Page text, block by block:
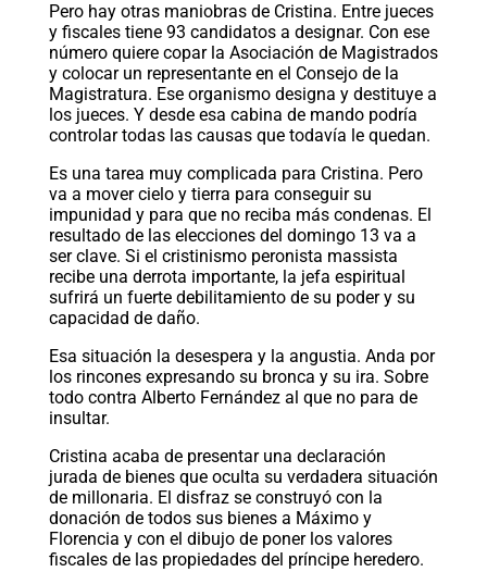
Pero hay otras maniobras de Cristina. Entre jueces
y fiscales tiene 93 candidatos a designar. Con ese
número quiere copar la Asociación de Magistrados
y colocar un representante en el Consejo de la
Magistratura. Ese organismo designa y destituye a
los jueces. Y desde esa cabina de mando podría
controlar todas las causas que todavía le quedan.
Es una tarea muy complicada para Cristina. Pero
va a mover cielo y tierra para conseguir su
impunidad y para que no reciba más condenas. El
resultado de las elecciones del domingo 13 va a
ser clave. Si el cristinismo peronista massista
recibe una derrota importante, la jefa espiritual
sufrirá un fuerte debilitamiento de su poder y su
capacidad de daño.
Esa situación la desespera y la angustia. Anda por
los rincones expresando su bronca y su ira. Sobre
todo contra Alberto Fernández al que no para de
insultar.
Cristina acaba de presentar una declaración
jurada de bienes que oculta su verdadera situación
de millonaria. El disfraz se construyó con la
donación de todos sus bienes a Máximo y
Florencia y con el dibujo de poner los valores
fiscales de las propiedades del príncipe heredero.